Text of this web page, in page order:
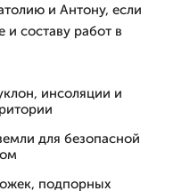
и Антону, если
и составу работ в
инсоляции и
для безопасной
подпорных